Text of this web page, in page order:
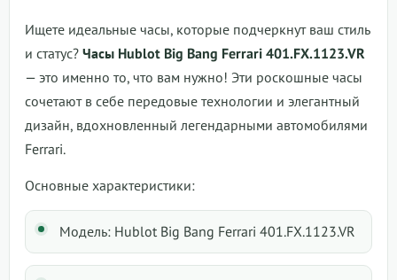
Ищете идеальные часы, которые подчеркнут ваш стиль
и статус? Часы Hublot Big Bang Ferrari 401.FX.1123.VR
— это именно то, что вам нужно! Эти роскошные часы
сочетают в себе передовые технологии и элегантный
дизайн, вдохновленный легендарными автомобилями
Ferrari.
Основные характеристики:
Модель: Hublot Big Bang Ferrari 401.FX.1123.VR